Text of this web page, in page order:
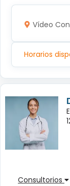
Vídeo
Horarios
Consultorios